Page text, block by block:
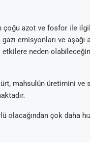
çoğu azot ve fosfor ile
emisyonları ve aşağı
etkilere neden
mahsulün üretimini ve
olacağından çok daha